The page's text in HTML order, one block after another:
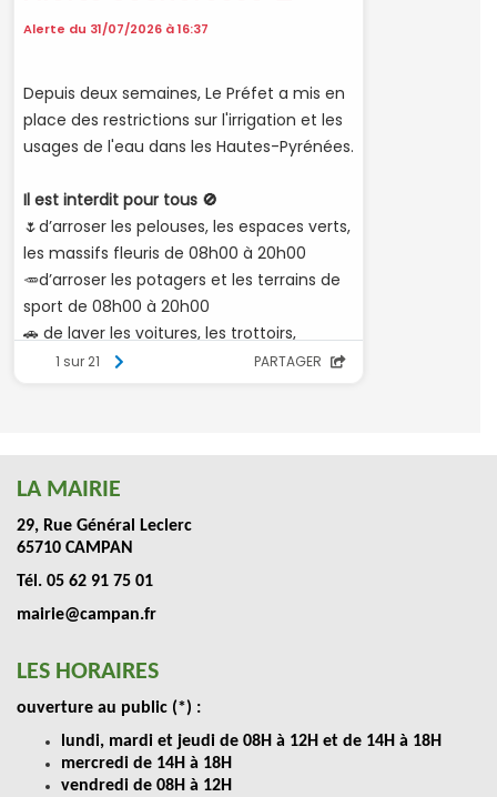
LA MAIRIE
29, Rue Général Leclerc
65710 CAMPAN
Tél. 05 62 91 75 01
mairie@campan.fr
LES HORAIRES
ouverture au public (*) :
lundi, mardi et jeudi de 08H à 12H et de 14H à 18H
mercredi de 14H à 18H
vendredi de 08H à 12H